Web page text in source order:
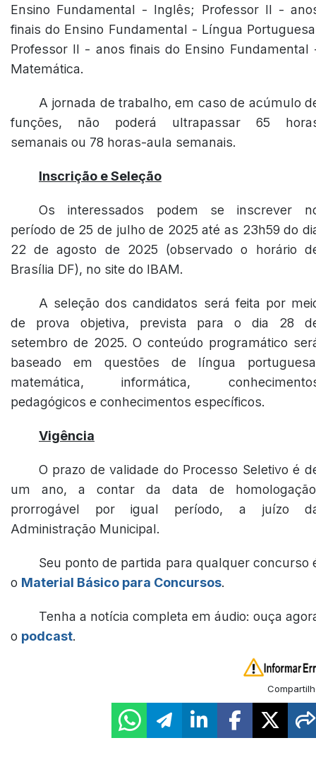
Ensino Fundamental - Inglês; Professor II -
finais do Ensino Fundamental - Língua
Professor II - anos finais do Ensino Fundamental
Matemática.
A jornada de trabalho, em caso de acúmulo
funções, não poderá ultrapassar 65
semanais ou 78 horas-aula semanais.
Inscrição e Seleção
Os interessados podem se inscrever
período de 25 de julho de 2025 até as 23h59 do
22 de agosto de 2025 (observado o horário
Brasília DF), no site do IBAM.
A seleção dos candidatos será feita por
de prova objetiva, prevista para o dia 28
setembro de 2025. O conteúdo programático
baseado em questões de língua
matemática, informática,
pedagógicos e conhecimentos específicos.
Vigência
O prazo de validade do Processo Seletivo é
um ano, a contar da data de
prorrogável por igual período, a juízo
Administração Municipal.
Seu ponto de partida para qualquer concurso
o Material Básico para Concursos.
Tenha a notícia completa em áudio: ouça
o podcast.